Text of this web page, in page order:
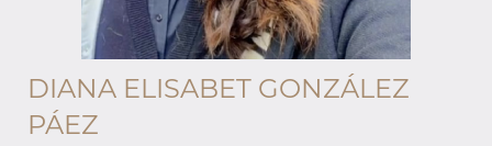
DIANA ELISABET GONZÁLEZ
PÁEZ